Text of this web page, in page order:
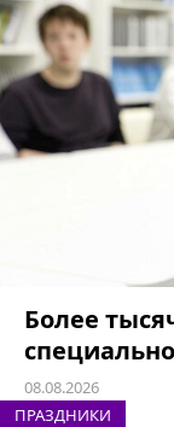
Более
08.08.2026
ПРАЗДНИКИ